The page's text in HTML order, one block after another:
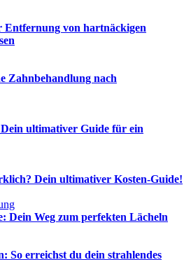
Entfernung von hartnäckigen
Zahnbehandlung nach
ultimativer Guide für ein
Dein ultimativer Kosten-Guide!
Dein Weg zum perfekten Lächeln
So erreichst du dein strahlendes